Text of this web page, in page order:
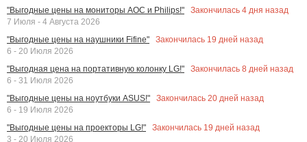
"Выгодные цены на мониторы AOC и Philips!"
Закончилась 4 дня назад
7 Июля - 4 Августа 2026
"Выгодные цены на наушники Fifine"
Закончилась 19 дней назад
6 - 20 Июля 2026
"Выгодная цена на портативную колонку LG!"
Закончилась 8 дней назад
6 - 31 Июля 2026
"Выгодные цены на ноутбуки ASUS!"
Закончилась 20 дней назад
6 - 19 Июля 2026
"Выгодные цены на проекторы LG!"
Закончилась 19 дней назад
3 - 20 Июля 2026